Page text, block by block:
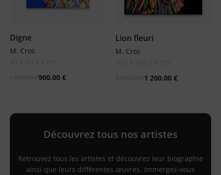
Digne
M. Cros
900.00 €
Lion fleuri
M. Cros
1 200.00 €
Découvrez tous nos artistes
Retrouvez tous les artistes et découvrez leur biographie
ainsi que leurs différentes œuvres. Immergez-vous